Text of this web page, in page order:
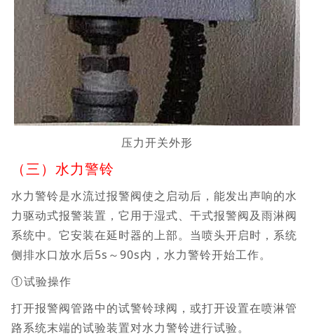
压力开关外形
（三）水力警铃
水力警铃是水流过报警阀使之启动后，能发出声响的水
力驱动式报警装置，它用于湿式、干式报警阀及雨淋阀
系统中。它安装在延时器的上部。当喷头开启时，系统
侧排水口放水后5s～90s内，水力警铃开始工作。
①试验操作
打开报警阀管路中的试警铃球阀，或打开设置在喷淋管
路系统末端的试验装置对水力警铃进行试验。